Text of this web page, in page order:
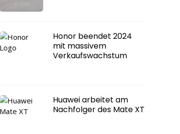
Honor beendet 2024
mit massivem
Verkaufswachstum
Huawei arbeitet am
Nachfolger des Mate XT